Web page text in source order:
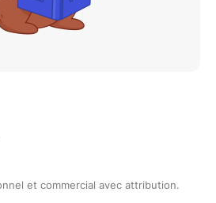
et commercial avec attribution.